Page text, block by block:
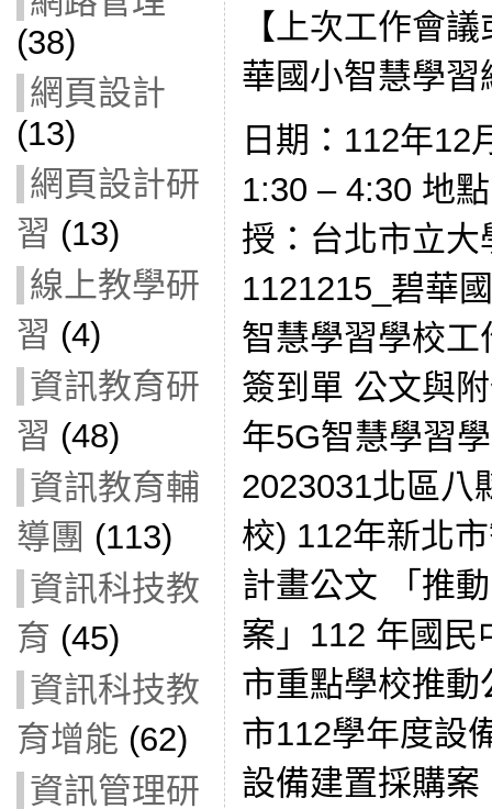
(38)
網頁設計
(13)
網頁設計研
習 (13)
線上教學研
習 (4)
資訊教育研
習 (48)
資訊教育輔
導團 (113)
資訊科技教
育 (45)
資訊科技教
育增能 (62)
資訊管理研
【上次工作會
華國小智慧學習
日期：112年12
1:30 – 4:30 地
授：台北市立
1121215_碧華
智慧學習學校
簽到單 公文與
年5G智慧學習
2023031北區八
校) 112年新北
計畫公文 「推
案」112 年國民
市重點學校推
市112學年度設
設備建置採購